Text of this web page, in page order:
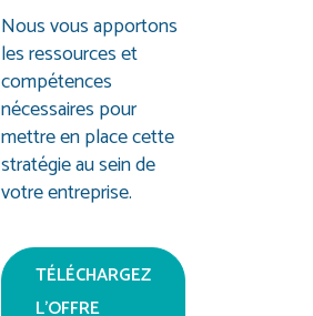
Nous vous apportons
les ressources et
compétences
nécessaires pour
mettre en place cette
stratégie au sein de
votre entreprise.
TÉLÉCHARGEZ
L’OFFRE